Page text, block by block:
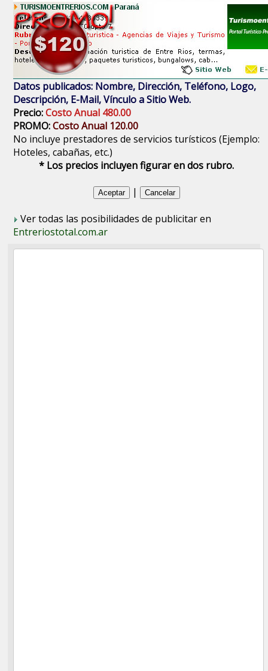
Datos publicados: Nombre, Dirección, Teléfono, Logo,
Descripción, E-Mail, Vínculo a Sitio Web.
Precio:Costo Anual 480.00
PROMO:Costo Anual 120.00
No incluye prestadores de servicios turísticos (Ejemplo:
Hoteles, cabañas, etc.)
* Los precios incluyen figurar en dos rubro.
|
Ver todas las posibilidades de publicitar en
Entreriostotal.com.ar